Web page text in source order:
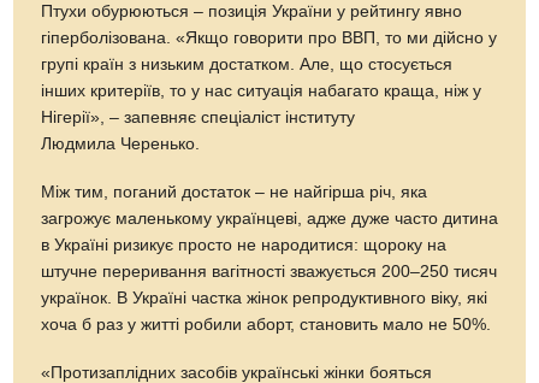
Птухи обурюються – позиція України у рейтингу явно
гіперболізована. «Якщо говорити про ВВП, то ми дійсно у
групі країн з низьким достатком. Але, що стосується
інших критеріїв, то у нас ситуація набагато краща, ніж у
Нігерії», – запевняє спеціаліст інституту
Людмила Черенько.
Між тим, поганий достаток – не найгірша річ, яка
загрожує маленькому українцеві, адже дуже часто дитина
в Україні ризикує просто не народитися: щороку на
штучне переривання вагітності зважується 200–250 тисяч
українок. В Україні частка жінок репродуктивного віку, які
хоча б раз у житті робили аборт, становить мало не 50%.
«Протизаплідних засобів українські жінки бояться